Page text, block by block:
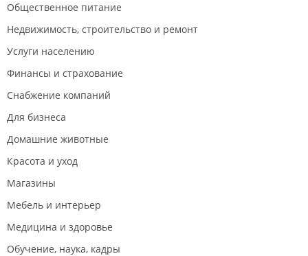
Общественное питание
Недвижимость, строительство и ремонт
Услуги населению
Финансы и страхование
Снабжение компаний
Для бизнеса
Домашние животные
Красота и уход
Магазины
Мебель и интерьер
Медицина и здоровье
Обучение, наука, кадры